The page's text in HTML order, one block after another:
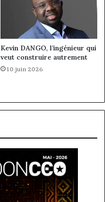
Kevin DANGO, l’ingénieur qui
veut construire autrement
10 juin 2026